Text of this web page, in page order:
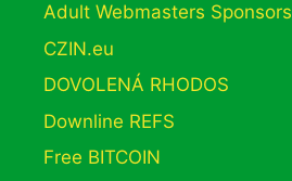
Adult Webmasters Sponsors
CZIN.eu
DOVOLENÁ RHODOS
Downline REFS
Free BITCOIN